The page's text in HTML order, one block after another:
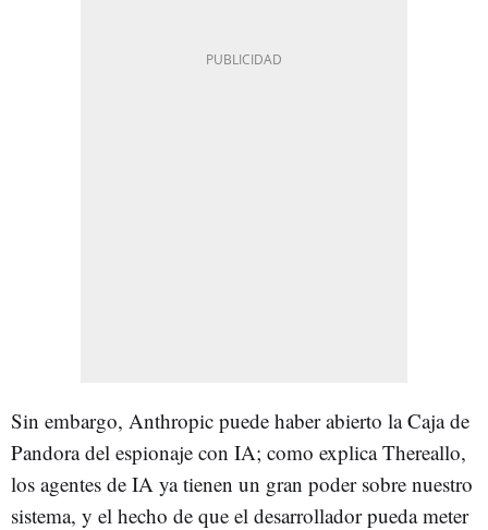
Sin embargo, Anthropic puede haber abierto la Caja de
Pandora del espionaje con IA; como explica Thereallo,
los agentes de IA ya tienen un gran poder sobre nuestro
sistema, y el hecho de que el desarrollador pueda meter